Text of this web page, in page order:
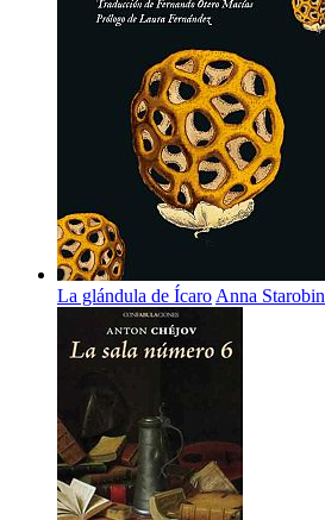
La glándula de Ícaro Anna